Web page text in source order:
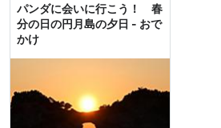
パンダに会いに行こう！ 春
分の日の円月島の夕日 - おで
かけ